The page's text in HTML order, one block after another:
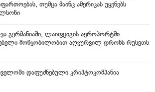
თუმცა მაინც ამერიკას უყენებს
გერმანიაში, ლაიფციგის აეროპორტში
მოწყობილობით აღჭურვილ დრონს რუსეთს
დაფუძნებული კრიპტოკომპანია